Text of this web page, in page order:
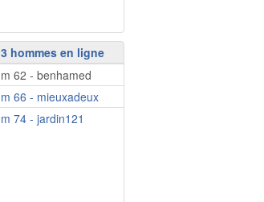
3 hommes en ligne
m 62 - benhamed
m 66 - mieuxadeux
m 74 - jardin121